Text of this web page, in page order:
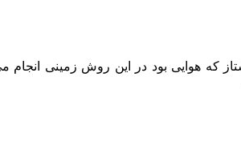
هوایی بود در این روش زمینی انجام